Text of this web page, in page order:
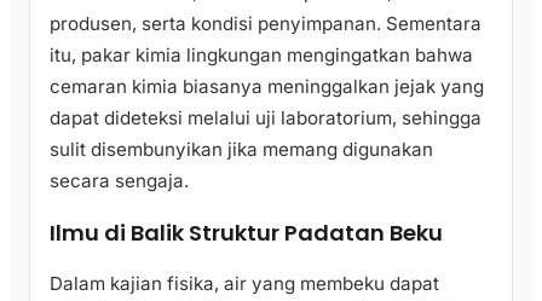
produsen, serta kondisi penyimpanan. Sementara
itu, pakar kimia lingkungan mengingatkan bahwa
cemaran kimia biasanya meninggalkan jejak yang
dapat dideteksi melalui uji laboratorium, sehingga
sulit disembunyikan jika memang digunakan
secara sengaja.
Ilmu di Balik Struktur Padatan Beku
Dalam kajian fisika, air yang membeku dapat